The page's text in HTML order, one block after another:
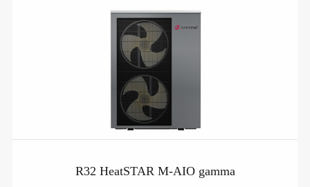
R32 HeatSTAR M-AIO gamma